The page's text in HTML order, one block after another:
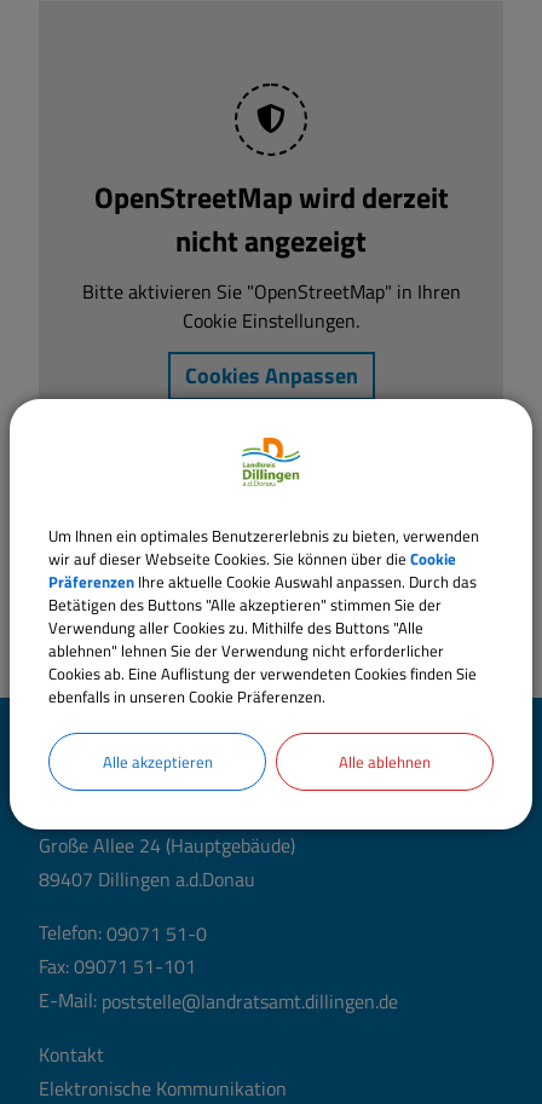
OpenStreetMap wird derzeit
nicht angezeigt
Bitte aktivieren Sie "OpenStreetMap" in Ihren
Cookie Einstellungen.
Cookies Anpassen
Landratsamt Dillingen
a.d.Donau
Große Allee 24 (Hauptgebäude)
89407 Dillingen a.d.Donau
Telefon:09071 51-0
Fax: 09071 51-101
E-Mail: poststelle@landratsamt.dillingen.de
Kontakt
Elektronische Kommunikation
Um Ihnen ein optimales Benutzererlebnis zu bieten, verwenden
wir auf dieser Webseite Cookies. Sie können über die Cookie
Präferenzen Ihre aktuelle Cookie Auswahl anpassen. Durch das
Betätigen des Buttons "Alle akzeptieren" stimmen Sie der
Verwendung aller Cookies zu. Mithilfe des Buttons "Alle
ablehnen" lehnen Sie der Verwendung nicht erforderlicher
Cookies ab. Eine Auflistung der verwendeten Cookies finden Sie
ebenfalls in unseren Cookie Präferenzen.
Alle akzeptieren Alle ablehnen